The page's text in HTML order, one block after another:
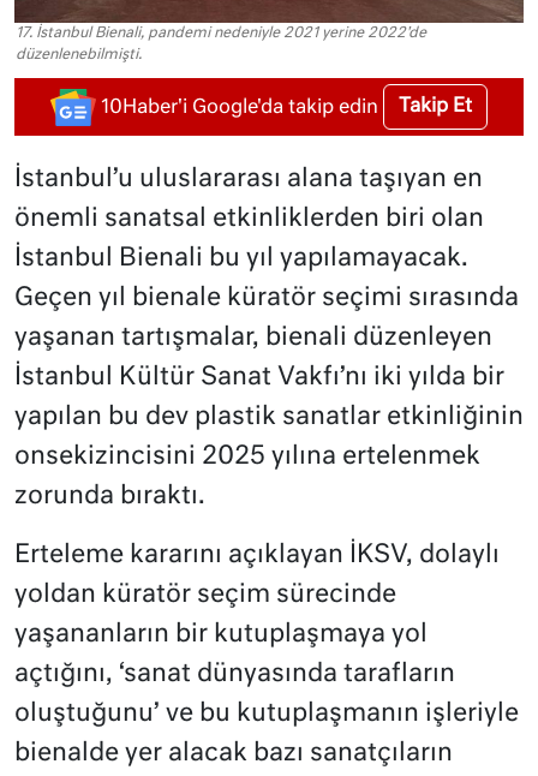
17. İstanbul Bienali, pandemi nedeniyle 2021 yerine 2022'de
düzenlenebilmişti.
10Haber'i Google'da takip edin Takip Et
İstanbul’u uluslararası alana taşıyan en
önemli sanatsal etkinliklerden biri olan
İstanbul Bienali bu yıl yapılamayacak.
Geçen yıl bienale küratör seçimi sırasında
yaşanan tartışmalar, bienali düzenleyen
İstanbul Kültür Sanat Vakfı’nı iki yılda bir
yapılan bu dev plastik sanatlar etkinliğinin
onsekizincisini 2025 yılına ertelenmek
zorunda bıraktı.
Erteleme kararını açıklayan İKSV, dolaylı
yoldan küratör seçim sürecinde
yaşananların bir kutuplaşmaya yol
açtığını, ‘sanat dünyasında tarafların
oluştuğunu’ ve bu kutuplaşmanın işleriyle
bienalde yer alacak bazı sanatçıların